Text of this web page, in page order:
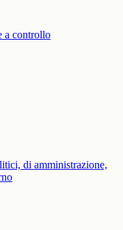
a controllo
di amministrazione,